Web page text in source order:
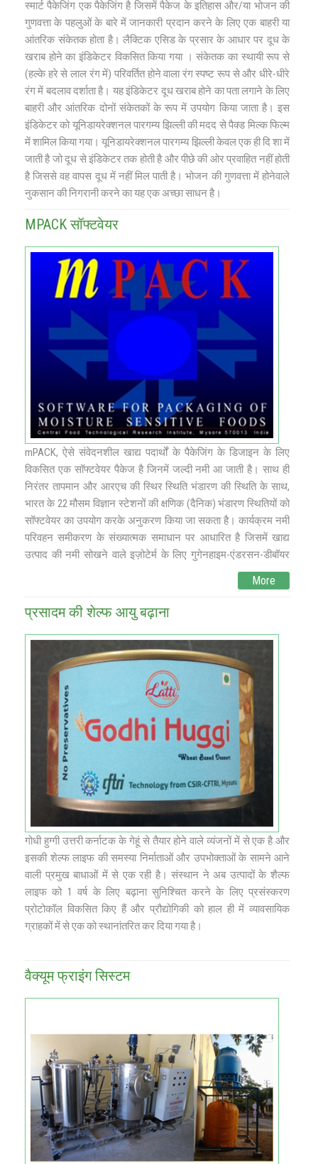
स्मार्ट पैकेजिंग एक पैकेजिंग है जिसमें पैकेज के इतिहास और/या भोजन की
गुणवत्ता के पहलुओं के बारे में जानकारी प्रदान करने के लिए एक बाहरी या
आंतरिक संकेतक होता है। लैक्टिक एसिड के प्रसार के आधार पर दूध के
खराब होने का इंडिकेटर विकसित किया गया । संकेतक का स्‍थायी रूप से
(हल्के हरे से लाल रंग में) परिवर्तित होने वाला रंग स्पष्ट रूप से और धीरे-धीरे
रंग में बदलाव दर्शाता है। यह इंडिकेटर दूध खराब होने का पता लगाने के लिए
बाहरी और आंतरिक दोनों संकेतकों के रूप में उपयोग किया जाता है। इस
इंडिकेटर को यूनिडायरेक्शनल पारगम्य झिल्ली की मदद से पैक्ड मिल्क फिल्म
में शामिल किया गया। यूनिडायरेक्शनल पारगम्य झिल्ली केवल एक ही दि शा में
जाती है जो दूध से इंडिकेटर तक होती है और पीछे की ओर प्रवाहित नहीं होती
है जिससे वह वापस दूध में नहीं मिल पाती है। भोजन की गुणवत्ता में होनेवाले
नुकसान की निगरानी करने का यह एक अच्छा साधन है।
MPACK सॉफ्टवेयर
mPACK, ऐसे संवेदनशील खाद्य पदार्थों के पैकेजिंग के डिजाइन के लिए
विकसित एक सॉफ्टवेयर पैकेज है जिनमें जल्‍दी नमी आ जाती है। साथ ही
निरंतर तापमान और आरएच की स्थिर स्थिति भंडारण की स्थिति के साथ,
भारत के 22 मौसम विज्ञान स्टेशनों की क्षणिक (दैनिक) भंडारण स्थितियों को
सॉफ्टवेयर का उपयोग करके अनुकरण किया जा सकता है। कार्यक्रम नमी
परिवहन समीकरण के संख्यात्मक समाधान पर आधारित है जिसमें खाद्य
उत्पाद की नमी सोखने वाले इज़ोटेर्म के लिए गुगेनहाइम-एंडरसन-डीबॉयर
समीकरण शामिल है। क्षणिक भंडारण स्थितियों के तहत नमी परिवर्तन की
गणना में, कार्यक्रम एक पुनरावृत्त प्रक्रिया को अपनाता है जिसमें अलग-
अलग स्थितियों को समय अवधि के छोटे अंतराल पर स्थिर स्थिति की स्थिति
में अनुमानित किया जाता है।
सॉफ्टवेयर में उपयोगकर्ता के अनुकूल ग्राफिकल यूजर इंटरफेस, खाद्य
उत्पादों और पैकेजिंग सामग्री और विभिन्न अन्य उपयोगिताओं के लिए
डेटाबेस संचालन शामिल हैं। सॉफ्टवेयर का उपयोग करके, (i) खाद्य उत्पाद में
नमी में परिवर्तन, (ii) खाद्य उत्पाद की शेल्फ लाइफ (iii) एक निर्दिष्ट भंडारण
अवधि के लिए निर्दिष्ट भंडारण शर्तों के तहत खाद्य उत्पाद के भंडारण के लिए
पैकेज की नमी बाधा आवश्यकता के लिए भविष्यवाणी की जा सकती है। .
एमपैक का व्यापक रूप से कई आंतरिक अनुसंधान एवं विकास परियोजनाओं में
उपयोग किया गया था जिसमें विभिन्न नमी-संवेदनशील खाद्य उत्पाद शामिल
थे। यह अनूठा सॉफ्टवेयर, दुनिया में अपनी तरह का पहला, नए उत्पाद विकास
में मदद करने के लिए उद्योगों के लिए परामर्श में उपयोग किया जा रहा है।
More
प्रसादम की शेल्‍फ आयु बढ़ाना
गोधी हुग्गी उत्तरी कर्नाटक के गेहूं से तैयार होने वाले व्यंजनों में से एक है और
इसकी शेल्फ लाइफ की समस्‍या निर्माताओं और उपभोक्ताओं के सामने आने
वाली प्रमुख बाधाओं में से एक रही है। संस्थान ने अब उत्पादों के शैल्फ
लाइफ को 1 वर्ष के लिए बढ़ाना सुनिश्चित करने के लिए प्रसंस्करण
प्रोटोकॉल विकसित किए हैं और प्रौद्योगिकी को हाल ही में व्यावसायिक
ग्राहकों में से एक को स्थानांतरित कर दिया गया है।
वैक्‍यूम फ्राइंग सिस्‍टम